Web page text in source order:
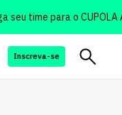
seu time para o CUPOLA
Inscreva-se